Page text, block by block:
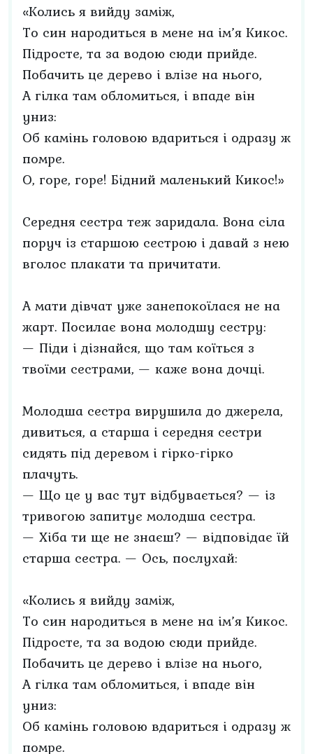
«Колись я вийду заміж,
То син народиться в мене на ім’я Кикос.
Підросте, та за водою сюди прийде.
Побачить це дерево і влізе на нього,
А гілка там обломиться, і впаде він
униз:
Об камінь головою вдариться і одразу ж
помре.
О, горе, горе! Бідний маленький Кикос!»
Середня сестра теж заридала. Вона сіла
поруч із старшою сестрою і давай з нею
вголос плакати та причитати.
А мати дівчат уже занепокоїлася не на
жарт. Посилає вона молодшу сестру:
— Піди і дізнайся, що там коїться з
твоїми сестрами, — каже вона дочці.
Молодша сестра вирушила до джерела,
дивиться, а старша і середня сестри
сидять під деревом і гірко-гірко
плачуть.
— Що це у вас тут відбувається? — із
тривогою запитує молодша сестра.
— Хіба ти ще не знаєш? — відповідає їй
старша сестра. — Ось, послухай:
«Колись я вийду заміж,
То син народиться в мене на ім’я Кикос.
Підросте, та за водою сюди прийде.
Побачить це дерево і влізе на нього,
А гілка там обломиться, і впаде він
униз:
Об камінь головою вдариться і одразу ж
помре.